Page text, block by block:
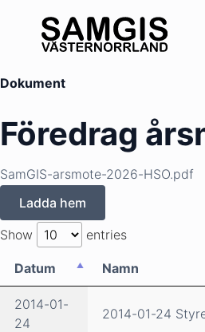
Dokument
Föredrag
SamGIS-arsmote-2026-HSO.pdf
Ladda hem
Show
entries
Datum
Namn
2014-01-
24
2014-01-24